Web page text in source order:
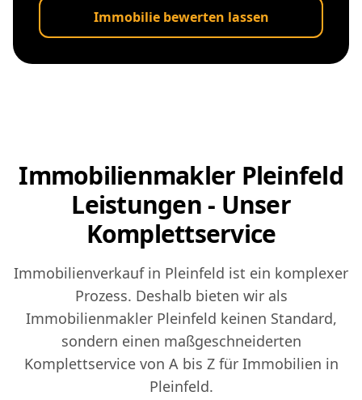
Immobilie bewerten lassen
Immobilienmakler Pleinfeld
Leistungen - Unser
Komplettservice
Immobilienverkauf in Pleinfeld ist ein komplexer
Prozess. Deshalb bieten wir als
Immobilienmakler Pleinfeld keinen Standard,
sondern einen maßgeschneiderten
Komplettservice von A bis Z für Immobilien in
Pleinfeld.